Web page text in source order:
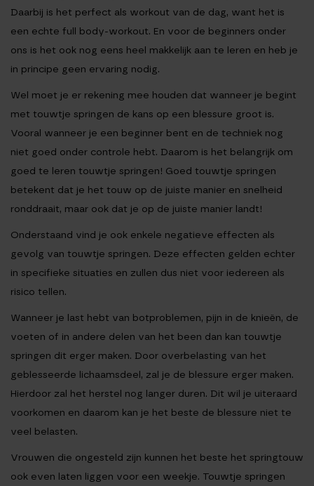
Daarbij is het perfect als workout van de dag, want het is
een echte full body-workout. En voor de beginners onder
ons is het ook nog eens heel makkelijk aan te leren en heb je
in principe geen ervaring nodig.
Wel moet je er rekening mee houden dat wanneer je begint
met touwtje springen de kans op een blessure groot is.
Vooral wanneer je een beginner bent en de techniek nog
niet goed onder controle hebt. Daarom is het belangrijk om
goed te leren touwtje springen! Goed touwtje springen
betekent dat je het touw op de juiste manier en snelheid
ronddraait, maar ook dat je op de juiste manier landt!
Onderstaand vind je ook enkele negatieve effecten als
gevolg van touwtje springen. Deze effecten gelden echter
in specifieke situaties en zullen dus niet voor iedereen als
risico tellen.
Wanneer je last hebt van botproblemen, pijn in de knieën, de
voeten of in andere delen van het been dan kan touwtje
springen dit erger maken. Door overbelasting van het
geblesseerde lichaamsdeel, zal je de blessure erger maken.
Hierdoor zal het herstel nog langer duren. Dit wil je uiteraard
voorkomen en daarom kan je het beste de blessure niet te
veel belasten.
Vrouwen die ongesteld zijn kunnen het beste het springtouw
ook even laten liggen voor een weekje. Touwtje springen